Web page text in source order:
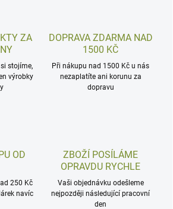
ZA
stojíme,
výrobky
DOPRAVA ZDARMA NAD
1500 KČ
Při nákupu nad 1500 Kč u nás
nezaplatíte ani korunu za
dopravu
OD
250 Kč
navíc
ZBOŽÍ POSÍLÁME
OPRAVDU RYCHLE
Vaši objednávku odešleme
nejpozději následující pracovní
den